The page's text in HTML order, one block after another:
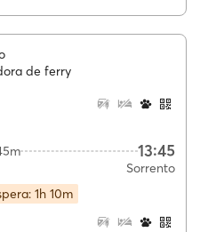
de ferry
13:45
Sorrento
1h 10m